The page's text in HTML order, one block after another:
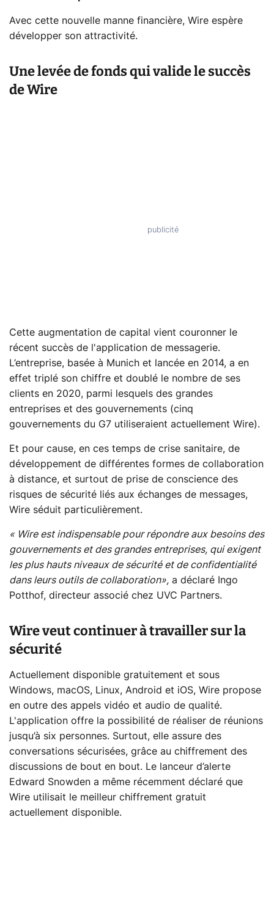
Avec cette nouvelle manne financière, Wire espère
développer son attractivité.
Une levée de fonds qui valide le succès
de Wire
Cette augmentation de capital vient couronner le
récent succès de l'application de messagerie.
L’entreprise, basée à Munich et lancée en 2014, a en
effet triplé son chiffre et doublé le nombre de ses
clients en 2020, parmi lesquels des grandes
entreprises et des gouvernements (cinq
gouvernements du G7 utiliseraient actuellement Wire).
Et pour cause, en ces temps de crise sanitaire, de
développement de différentes formes de collaboration
à distance, et surtout de prise de conscience des
risques de sécurité liés aux échanges de messages,
Wire séduit particulièrement.
« Wire est indispensable pour répondre aux besoins des
gouvernements et des grandes entreprises, qui exigent
les plus hauts niveaux de sécurité et de confidentialité
dans leurs outils de collaboration», a déclaré Ingo
Potthof, directeur associé chez UVC Partners.
Wire veut continuer à travailler sur la
sécurité
Actuellement disponible gratuitement et sous
Windows, macOS, Linux, Android et iOS, Wire propose
en outre des appels vidéo et audio de qualité.
L'application offre la possibilité de réaliser de réunions
jusqu’à six personnes. Surtout, elle assure des
conversations sécurisées, grâce au chiffrement des
discussions de bout en bout. Le lanceur d’alerte
Edward Snowden a même récemment déclaré que
Wire utilisait le meilleur chiffrement gratuit
actuellement disponible.